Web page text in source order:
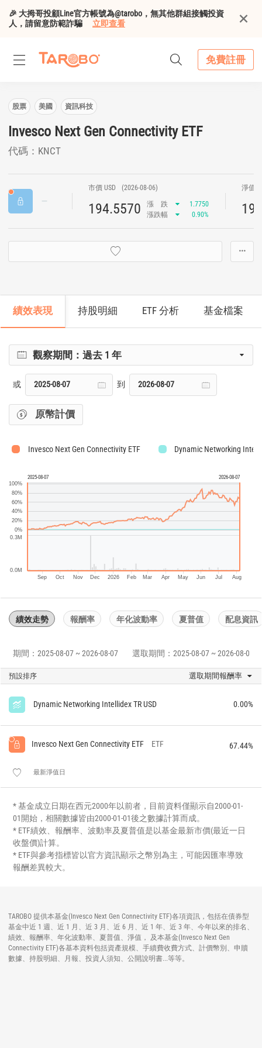
🎉 大拇哥投顧Line官方帳號為@tarobo，無其他群組接觸投資
人，請留意防範詐騙
立即查看
免費註冊
股票 美國 資訊科技
Invesco Next Gen Connectivity ETF
代碼：KNCT
市價 USD (2026-08-06)
194.5570 漲 跌
1.7750
漲跌幅
0.90%
淨值
···
績效表現 持股明細 ETF 分析 基金檔案
觀察期間：過去 1 年
或 到
原幣計價
Invesco Next Gen Connectivity ETF Dynamic Networking
2025-08-07 2026-08-07
Sep Oct Nov Dec 2026 Feb Mar Apr May Jun Jul Aug
0.0M
0.3M
0%
20%
40%
60%
80%
100%
績效走勢 報酬率 年化波動率 夏普值 配息資訊
期間：2025-08-07 ~ 2026-08-07 選取期間：2025-08-07 ~ 2026-08-07
預設排序 選取期間報酬率
Dynamic Networking Intellidex TR USD 0.00%
Invesco Next Gen Connectivity ETF ETF 67.44%
最新淨值日
* 基金成立日期在西元2000年以前者，目前資料僅顯示自2000-01-
01開始，相關數據皆由2000-01-01後之數據計算而成。
* ETF績效、報酬率、波動率及夏普值是以基金最新市價(最近一日
收盤價)計算。
* ETF與參考指標皆以官方資訊顯示之幣別為主，可能因匯率導致
報酬差異較大。
TAROBO 提供本基金(Invesco Next Gen Connectivity ETF)各項資訊，包括在債券型
基金中近 1 週、近 1 月、近 3 月、近 6 月、近 1 年、近 3 年、今年以來的排名、
績效、報酬率、年化波動率、夏普值、淨值， 及本基金(Invesco Next Gen
Connectivity ETF)各基本資料包括資產規模、手續費收費方式、計價幣別、申贖
數據、持股明細、月報、投資人須知、公開說明書...等等。